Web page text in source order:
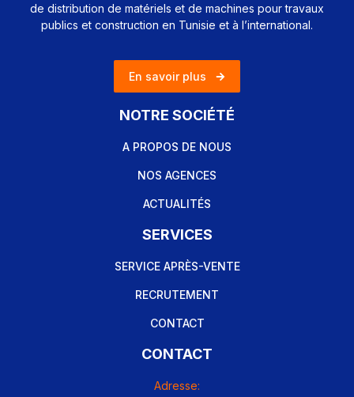
de distribution de matériels et de machines pour travaux
publics et construction en Tunisie et à l’international.
En savoir plus
NOTRE SOCIÉTÉ
A PROPOS DE NOUS
NOS AGENCES
ACTUALITÉS
SERVICES
SERVICE APRÈS-VENTE
RECRUTEMENT
CONTACT
CONTACT
Adresse: